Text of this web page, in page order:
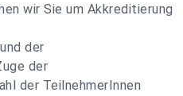
wir Sie um Akkreditierung
der
der
der TeilnehmerInnen